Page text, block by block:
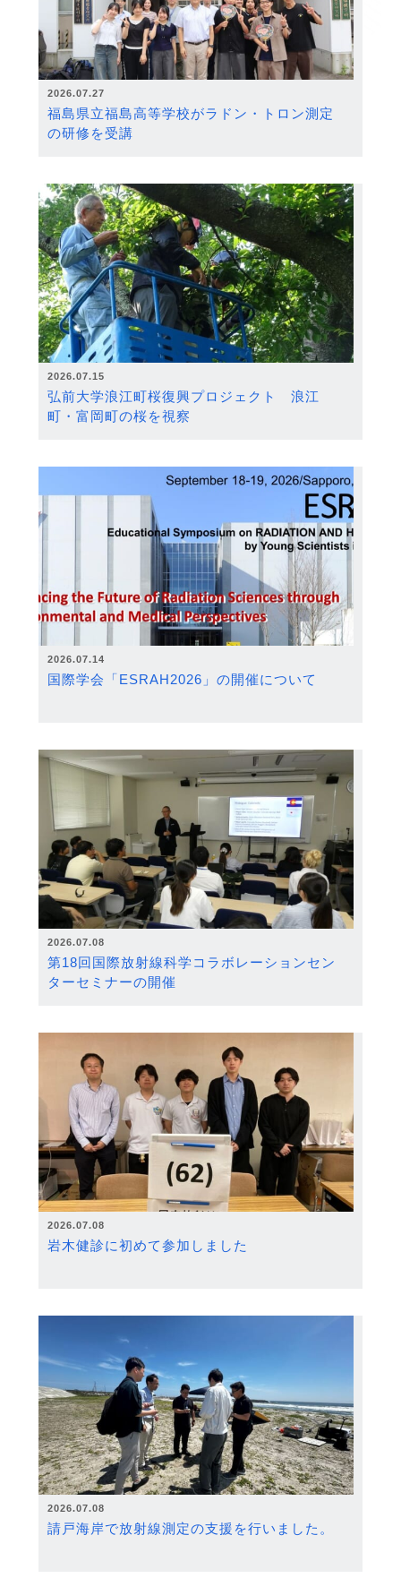
2026.07.27
福島県立福島高等学校がラドン・トロン測定
の研修を受講
2026.07.15
弘前大学浪江町桜復興プロジェクト 浪江
町・富岡町の桜を視察
2026.07.14
国際学会「ESRAH2026」の開催について
2026.07.08
第18回国際放射線科学コラボレーションセン
ターセミナーの開催
2026.07.08
岩木健診に初めて参加しました
2026.07.08
請戸海岸で放射線測定の支援を行いました。